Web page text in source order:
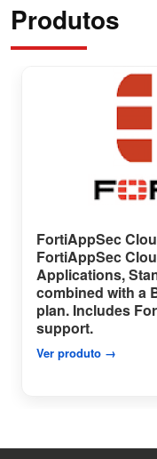
Produtos
FortiAppSec
FortiAppSec
Applications,
combined with a
plan. Includes
support.
Ver produto →